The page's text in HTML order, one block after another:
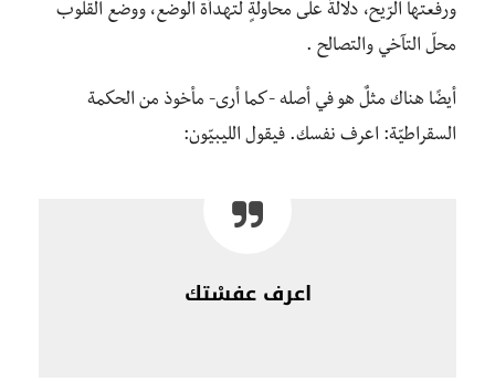
ورفعتها الرّيح، دلالةً على محاولةٍ لتهدأة الوضع، ووضع القلوب
محلّ التآخي والتصالح .
أيضًا هناك مثلٌ هو في أصله -كما أرى- مأخوذ من الحكمة
السقراطيّة: اعرف نفسك. فيقول الليبيّون:
اعرف عفسْتك